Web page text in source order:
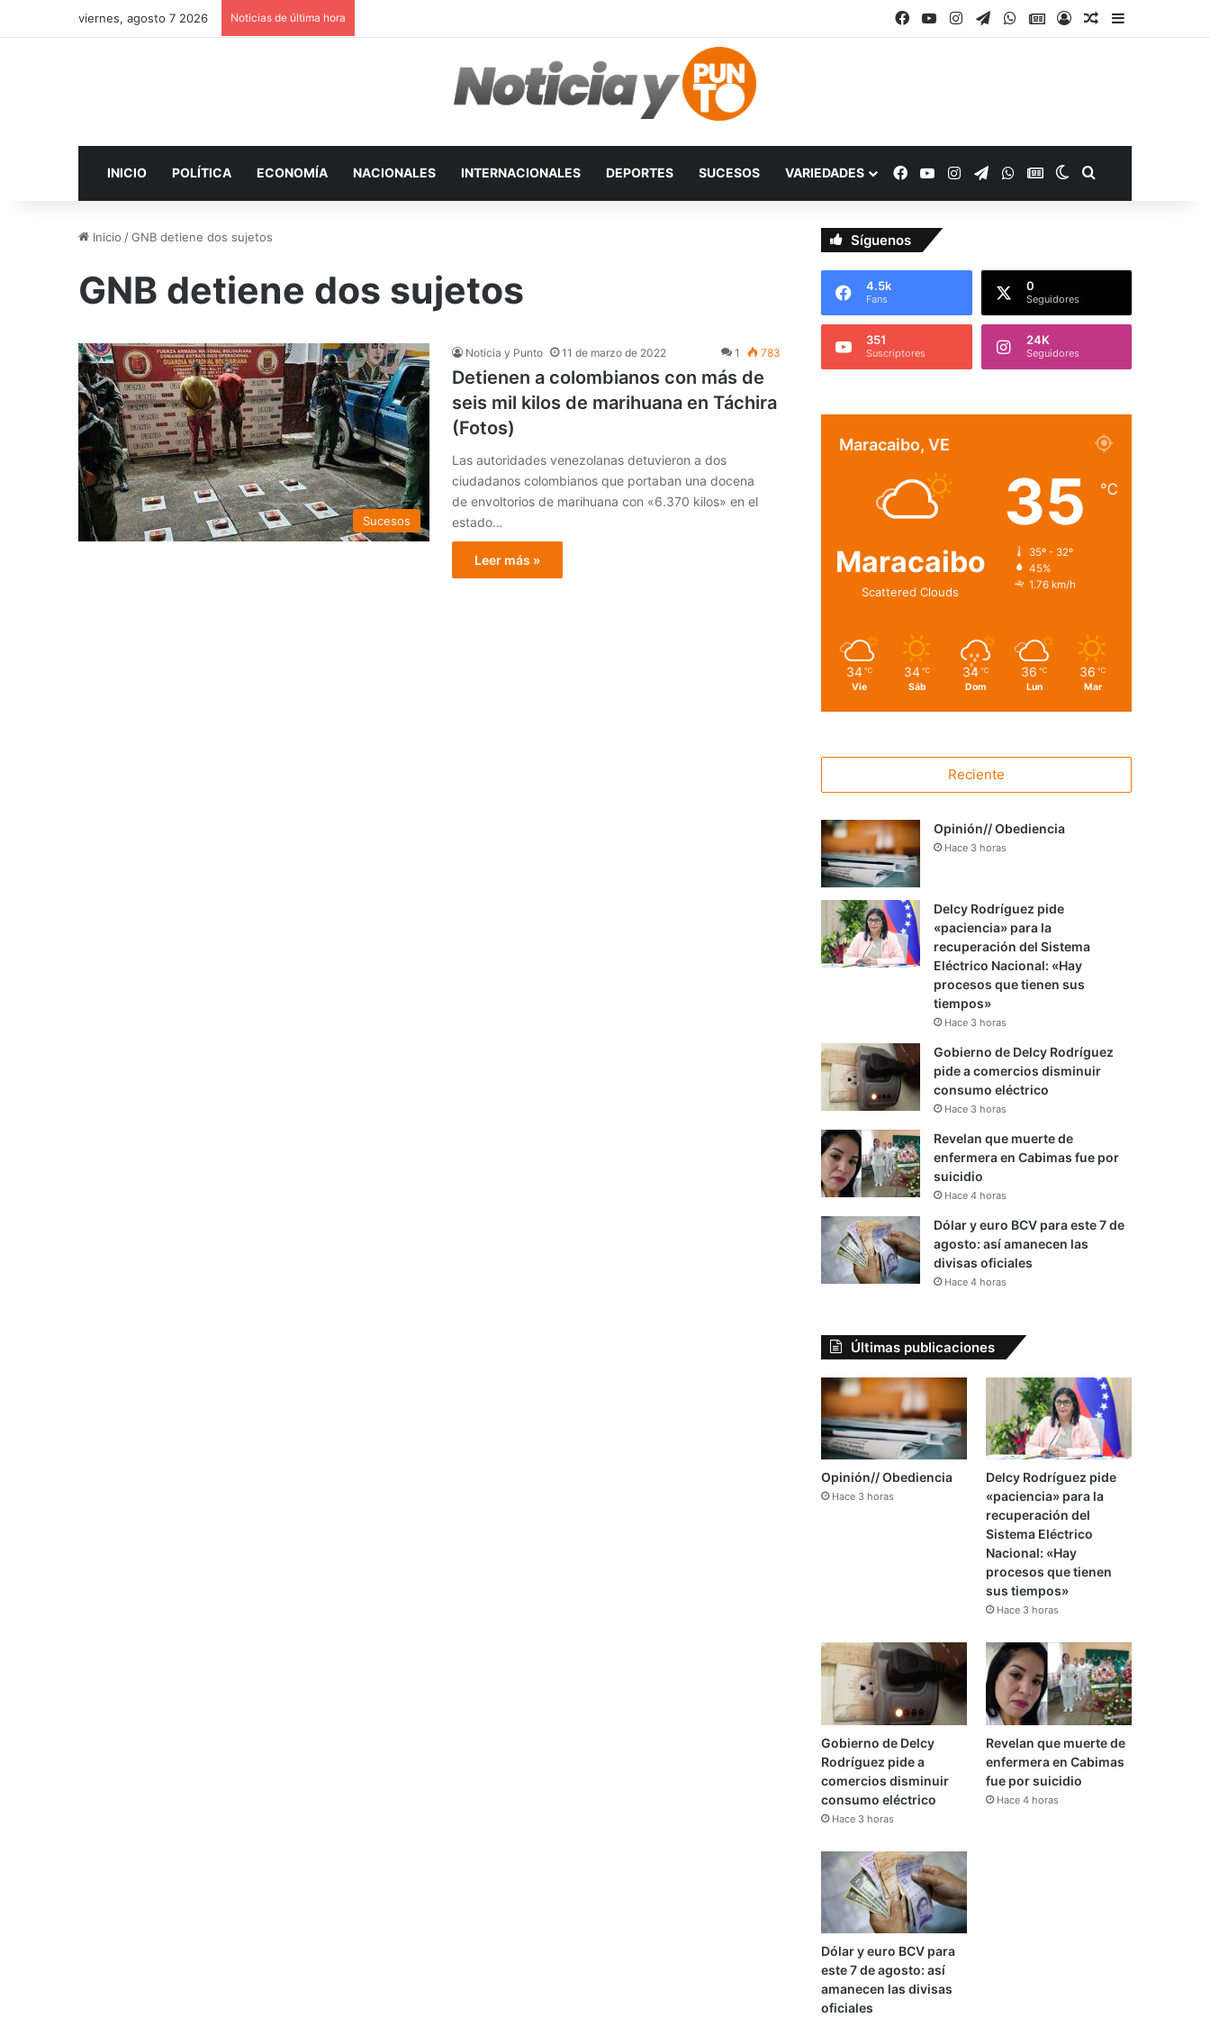
viernes, agosto 7 2026 Noticias de última hora Facebook
YouTubeInstagram
TelegramWhatsApp
Google Noticias
AccesoPublicación al
Barra lateral
INICIO POLÍTICA ECONOMÍA NACIONALES INTERNACIONALES DEPORTES SUCESOS VARIEDADES Facebook
YouTubeInstagram
Telegram
WhatsApp
Google Noticias
Switch skin
Inicio /GNB detiene dos sujetos
GNB detiene dos sujetos
Sucesos
Noticia y Punto 11 de marzo de 2022 1 783
Detienen a colombianos con más de
seis mil kilos de marihuana en Táchira
(Fotos)
Las autoridades venezolanas detuvieron a dos
ciudadanos colombianos que portaban una docena
de envoltorios de marihuana con «6.370 kilos» en el
estado…
Leer más »
Síguenos
4.5k
Fans
0
Seguidores
351
Suscriptores
24K
Seguidores
Maracaibo, VE
Maracaibo
Scattered Clouds
35 ℃
35º - 32º
45%
1.76 km/h
34 ℃
Vie
34 ℃
Sáb
34 ℃
Dom
36 ℃
Lun
36 ℃
Mar
Reciente
Opinión// Obediencia
Hace 3 horas
Delcy Rodríguez pide
«paciencia» para la
recuperación del Sistema
Eléctrico Nacional: «Hay
procesos que tienen sus
tiempos»
Hace 3 horas
Gobierno de Delcy Rodríguez
pide a comercios disminuir
consumo eléctrico
Hace 3 horas
Revelan que muerte de
enfermera en Cabimas fue por
suicidio
Hace 4 horas
Dólar y euro BCV para este 7 de
agosto: así amanecen las
divisas oficiales
Hace 4 horas
Últimas publicaciones
Opinión// Obediencia
Hace 3 horas
Delcy Rodríguez pide
«paciencia» para la
recuperación del
Sistema Eléctrico
Nacional: «Hay
procesos que tienen
sus tiempos»
Hace 3 horas
Gobierno de Delcy
Rodríguez pide a
comercios disminuir
consumo eléctrico
Hace 3 horas
Revelan que muerte de
enfermera en Cabimas
fue por suicidio
Hace 4 horas
Dólar y euro BCV para
este 7 de agosto: así
amanecen las divisas
oficiales